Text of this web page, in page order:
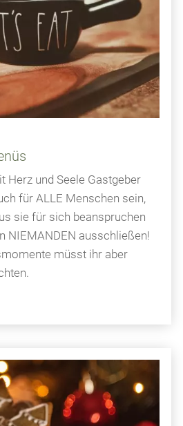
Herz und Seele Gastgeber
für ALLE Menschen sein,
sie für sich beanspruchen
NIEMANDEN ausschließen!
müsst ihr aber